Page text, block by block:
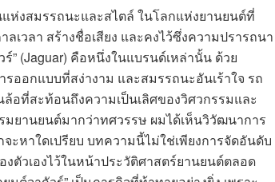
ห่งสมรรถนะและสไตล์ ในโลกแห่งยานยนต์ที่
วลา สร้างชื่อเสียง และคงไว้ซึ่งความปรารถนา
” (Jaguar) คือหนึ่งในแบรนด์เหล่านั้น ด้วย
ออกแบบที่สง่างาม และสมรรถนะอันเร้าใจ รถ
อที่สะท้อนถึงความเป็นเลิศของวิศวกรรมและ
ยานยนต์มากว่าทศวรรษ ผมได้เห็นวิวัฒนาการ
หาใดเปรียบ บทความนี้ไม่ใช่เพียงการจัดอันดับ
ตัวเองไว้ในหน้าประวัติศาสตร์ยานยนต์ตลอด